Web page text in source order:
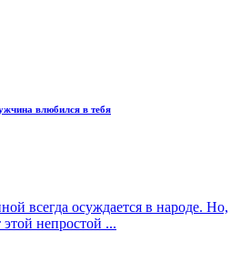
влюбился в тебя
всегда осуждается в народе. Но,
этой непростой ...